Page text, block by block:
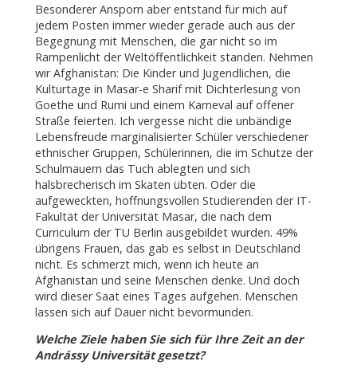
Besonderer Ansporn aber entstand für mich auf
jedem Posten immer wieder gerade auch aus der
Begegnung mit Menschen, die gar nicht so im
Rampenlicht der Weltöffentlichkeit standen. Nehmen
wir Afghanistan: Die Kinder und Jugendlichen, die
Kulturtage in Masar-e Sharif mit Dichterlesung von
Goethe und Rumi und einem Karneval auf offener
Straße feierten. Ich vergesse nicht die unbändige
Lebensfreude marginalisierter Schüler verschiedener
ethnischer Gruppen, Schülerinnen, die im Schutze der
Schulmauern das Tuch ablegten und sich
halsbrecherisch im Skaten übten. Oder die
aufgeweckten, hoffnungsvollen Studierenden der IT-
Fakultät der Universität Masar, die nach dem
Curriculum der TU Berlin ausgebildet wurden. 49%
übrigens Frauen, das gab es selbst in Deutschland
nicht. Es schmerzt mich, wenn ich heute an
Afghanistan und seine Menschen denke. Und doch
wird dieser Saat eines Tages aufgehen. Menschen
lassen sich auf Dauer nicht bevormunden.
Welche Ziele haben Sie sich für Ihre Zeit an der
Andrássy Universität gesetzt?